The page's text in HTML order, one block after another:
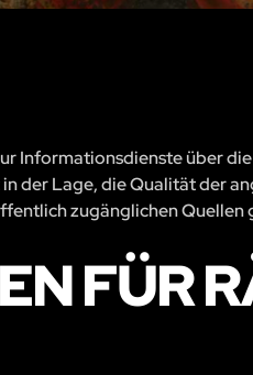
Informationsdienste über
der Lage, die Qualität der
zugänglichen Quellen
FÜR